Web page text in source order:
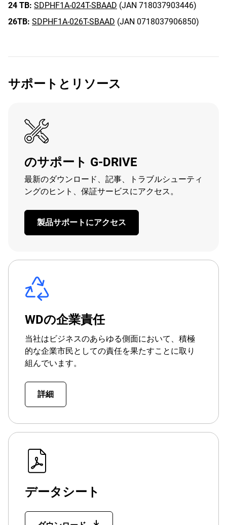
24 TB: SDPHF1A-024T-SBAAD (JAN 718037903446)
26TB: SDPHF1A-026T-SBAAD (JAN 0718037906850)
サポートとリソース
のサポート G-DRIVE
最新のダウンロード、記事、トラブルシューティ
ングのヒント、保証サービスにアクセス。
製品サポートにアクセス
WDの企業責任
当社はビジネスのあらゆる側面において、積極
的な企業市民としての責任を果たすことに取り
組んでいます。
詳細
データシート